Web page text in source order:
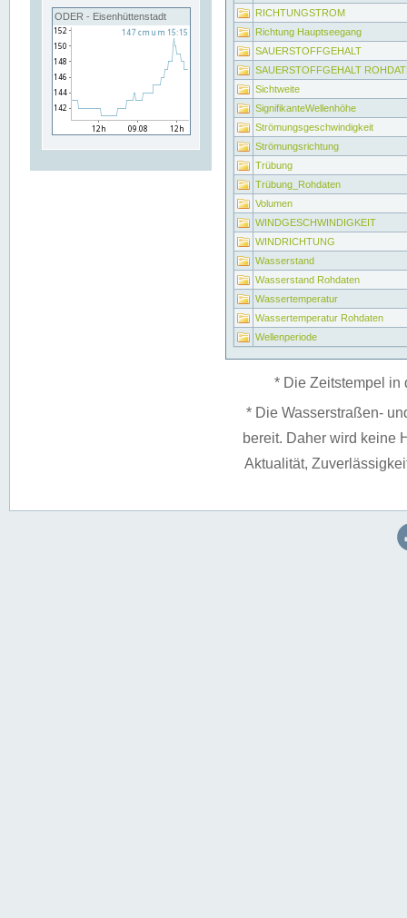
ODER - Eisenhüttenstadt
RICHTUNGSTROM
Richtung Hauptseegang
SAUERSTOFFGEHALT
SAUERSTOFFGEHALT
Sichtweite
SignifikanteWellenhöhe
Strömungsgeschwindigkeit
Strömungsrichtung
Trübung
Trübung_Rohdaten
Volumen
WINDGESCHWINDIGKEIT
WINDRICHTUNG
Wasserstand
Wasserstand Rohdaten
Wassertemperatur
Wassertemperatur Rohdaten
Wellenperiode
* Die Zeitstempel in
* Die Wasserstraßen-
bereit. Daher wird keine
Aktualität,